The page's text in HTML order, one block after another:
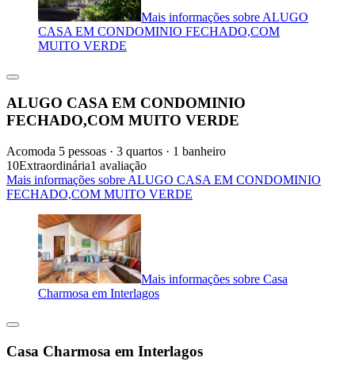
Mais informações sobre ALUGO
CASA EM CONDOMINIO FECHADO,COM
MUITO VERDE
ALUGO CASA EM CONDOMINIO
FECHADO,COM MUITO VERDE
Acomoda 5 pessoas · 3 quartos · 1 banheiro
10Extraordinária1 avaliação
Mais informações sobre ALUGO CASA EM CONDOMINIO
FECHADO,COM MUITO VERDE
Mais informações sobre Casa
Charmosa em Interlagos
Casa Charmosa em Interlagos